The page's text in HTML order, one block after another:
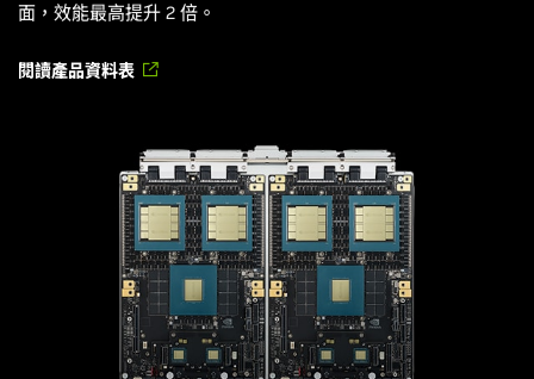
面，效能最高提升 2 倍。
閱讀產品資料表